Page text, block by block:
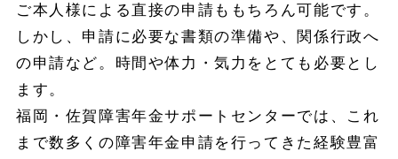
ご本人様による直接の申請ももちろん可能です。
しかし、申請に必要な書類の準備や、関係行政へ
の申請など。時間や体力・気力をとても必要とし
ます。
福岡・佐賀障害年金サポートセンターでは、これ
まで数多くの障害年金申請を行ってきた経験豊富